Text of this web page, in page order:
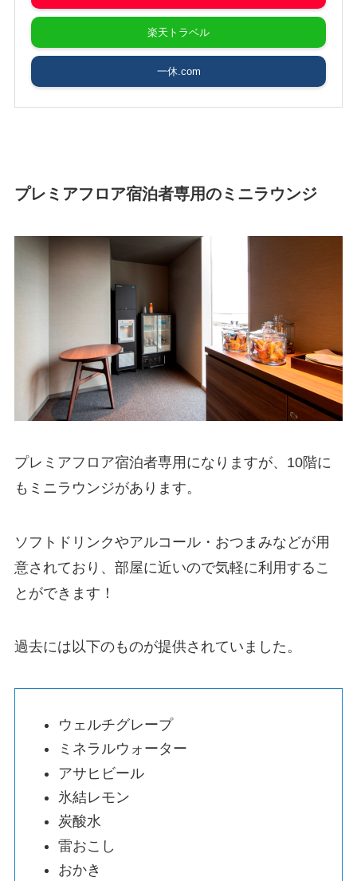
楽天トラベル
一休.com
プレミアフロア宿泊者専用のミニラウンジ
プレミアフロア宿泊者専用になりますが、10階に
もミニラウンジがあります。
ソフトドリンクやアルコール・おつまみなどが用
意されており、部屋に近いので気軽に利用するこ
とができます！
過去には以下のものが提供されていました。
ウェルチグレープ
ミネラルウォーター
アサヒビール
氷結レモン
炭酸水
雷おこし
おかき